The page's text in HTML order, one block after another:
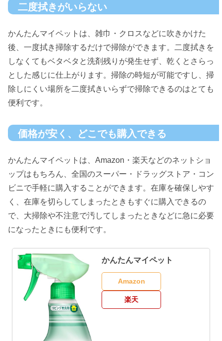
二度拭きがいらない
かんたんマイペットは、雑巾・クロスなどに吹きかけた
後、一度拭き掃除するだけで掃除ができます。二度拭きを
しなくてもベタベタと洗剤残りが発生せず、乾くとさらっ
とした感じに仕上がります。掃除の時短が可能ですし、掃
除しにくい場所を二度拭きいらずで掃除できるのはとても
便利です。
価格が安く、どこでも購入できる
かんたんマイペットは、Amazon・楽天などのネットショ
ップはもちろん、全国のスーパー・ドラッグストア・コン
ビニで手軽に購入することができます。在庫を確保しやす
く、在庫を切らしてしまったときもすぐに購入できるの
で、大掃除や不注意で汚してしまったときなどに急に必要
になったときにも便利です。
かんたんマイペット
Amazon
楽天